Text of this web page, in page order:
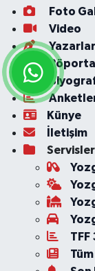
Foto
Video
Yazarlar
Künye
İletişim
Servisler
TFF